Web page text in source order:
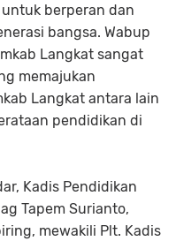
berperan dan
bangsa. Wabup
Langkat sangat
memajukan
Langkat antara lain
pendidikan di
Kadis Pendidikan
Tapem Surianto,
mewakili Plt. Kadis